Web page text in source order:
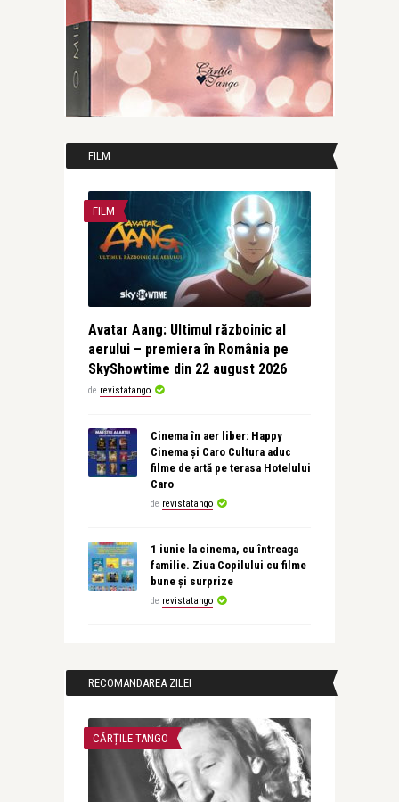
FILM
FILM
Avatar Aang: Ultimul războinic al
aerului – premiera în România pe
SkyShowtime din 22 august 2026
de revistatango
Cinema în aer liber: Happy
Cinema și Caro Cultura aduc
filme de artă pe terasa Hotelului
Caro
de revistatango
1 iunie la cinema, cu întreaga
familie. Ziua Copilului cu filme
bune și surprize
de revistatango
RECOMANDAREA ZILEI
CĂRȚILE TANGO